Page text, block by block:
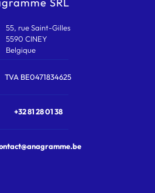
55, rue Saint-Gilles
5590 CINEY
Belgique
TVA BE0471834625
+32 81 28 01 38